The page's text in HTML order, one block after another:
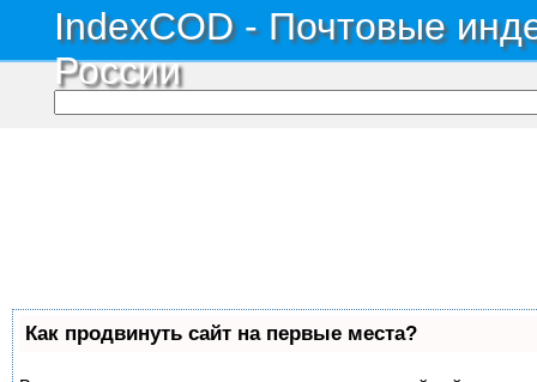
IndexCOD - Почтовые
России
Как продвинуть сайт на первые места?